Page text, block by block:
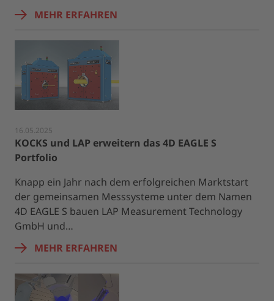
MEHR ERFAHREN
16.05.2025
KOCKS und LAP erweitern das 4D EAGLE S
Portfolio
Knapp ein Jahr nach dem erfolgreichen Marktstart
der gemeinsamen Messsysteme unter dem Namen
4D EAGLE S bauen LAP Measurement Technology
GmbH und…
MEHR ERFAHREN